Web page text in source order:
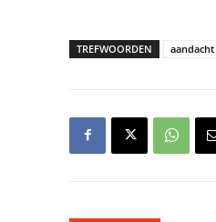
TREFWOORDEN aandacht